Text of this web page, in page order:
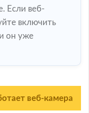
Если веб-
включить
он уже
веб-камера